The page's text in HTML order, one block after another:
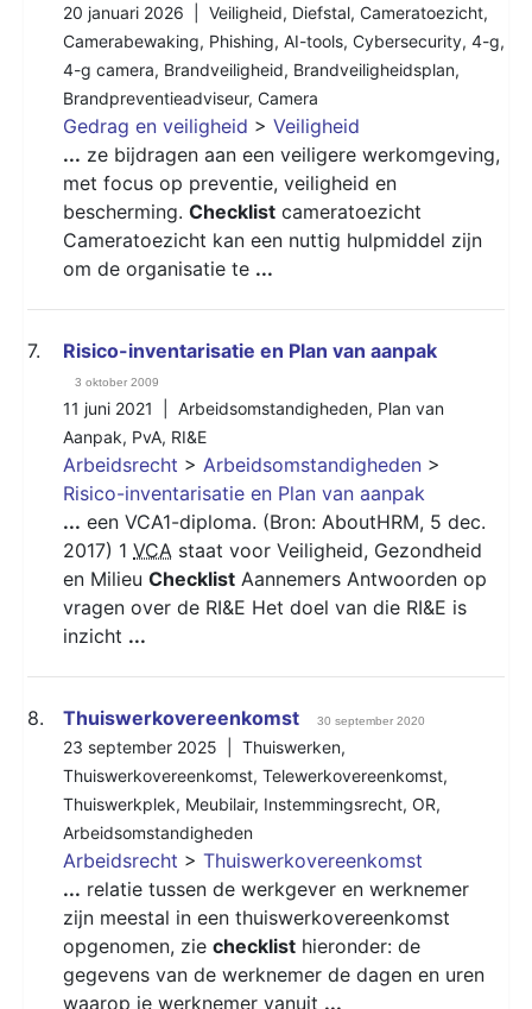
20 januari 2026 | Veiligheid, Diefstal, Cameratoezicht,
Camerabewaking, Phishing, AI-tools, Cybersecurity, 4-g,
​​​​​​​4-g camera, Brandveiligheid, Brandveiligheidsplan,
Brandpreventieadviseur, Camera
Gedrag en veiligheid > Veiligheid
... ze bijdragen aan een veiligere werkomgeving,
met focus op preventie, veiligheid en
bescherming. Checklist cameratoezicht
Cameratoezicht kan een nuttig hulpmiddel zijn
om de organisatie te ...
7. Risico-inventarisatie en Plan van aanpak
3 oktober 2009
11 juni 2021 | Arbeidsomstandigheden, Plan van
Aanpak, PvA, RI&E
Arbeidsrecht > Arbeidsomstandigheden >
Risico-inventarisatie en Plan van aanpak
... een VCA1-diploma. (Bron: AboutHRM, 5 dec.
2017) 1 VCA staat voor Veiligheid, Gezondheid
en Milieu Checklist Aannemers Antwoorden op
vragen over de RI&E Het doel van die RI&E is
inzicht ...
8. Thuiswerkovereenkomst 30 september 2020
23 september 2025 | Thuiswerken,
Thuiswerkovereenkomst, Telewerkovereenkomst,
Thuiswerkplek, Meubilair, Instemmingsrecht, OR,
Arbeidsomstandigheden
Arbeidsrecht > Thuiswerkovereenkomst
... relatie tussen de werkgever en werknemer
zijn meestal in een thuiswerkovereenkomst
opgenomen, zie checklist hieronder: de
gegevens van de werknemer de dagen en uren
waarop je werknemer vanuit ...